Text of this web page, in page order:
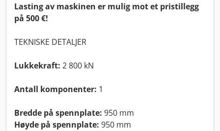
Lasting av maskinen er mulig mot et pristillegg
på 500 €!
TEKNISKE DETALJER
Lukkekraft: 2 800 kN
Antall komponenter: 1
Bredde på spennplate: 950 mm
Høyde på spennplate: 950 mm